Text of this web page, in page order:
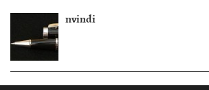
nvindi